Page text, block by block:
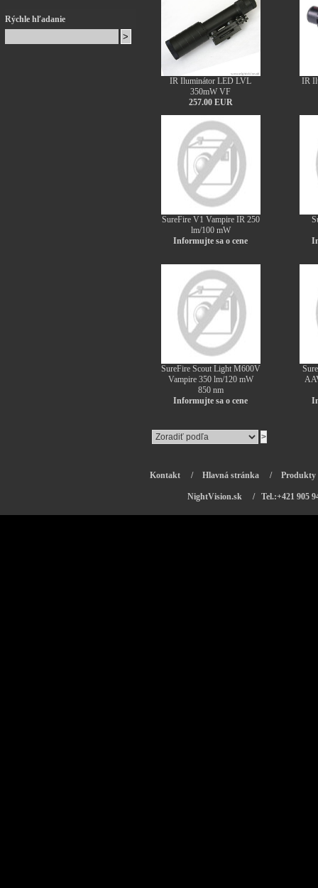
Rýchle hľadanie
IR Iluminátor LED LVL
350mW VF
257.00 EUR
IR
SureFire V1 Vampire IR 250
lm/100 mW
Informujte sa o cene
SureFire Scout Light M600V
Vampire 350 lm/120 mW
850 nm
Informujte sa o cene
Kontakt / Hlavná stránka / Produkty
NightVision.sk / Tel.:+421 905